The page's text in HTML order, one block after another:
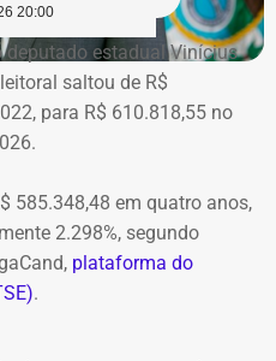
20:00
deputado estadual Vinícius
saltou de R$
para R$ 610.818,55 no
585.348,48 em quatro anos,
2.298%, segundo
plataforma do
.